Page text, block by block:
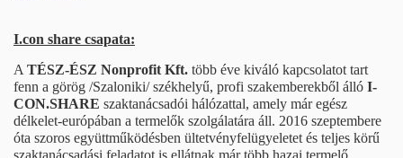
I.con share csapata:
A TÉSZ-ÉSZ Nonprofit Kft. több éve kiváló kapcsolatot tart
fenn a görög /Szaloniki/ székhelyű, profi szakemberekből álló I-
CON.SHARE szaktanácsadói hálózattal, amely már egész
délkelet-európában a termelők szolgálatára áll. 2016 szeptembere
óta szoros együttműködésben ültetvényfelügyeletet és teljes körű
szaktanácsadási feladatot is ellátnak már több hazai termelő